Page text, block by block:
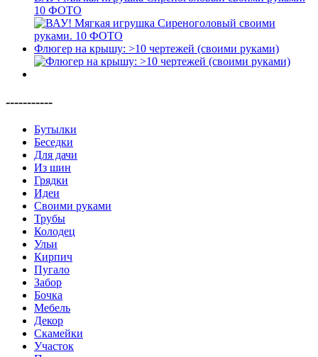
10 ФОТО
Флюгер на крышу: >10 чертежей (своими руками)
-----------
Бутылки
Беседки
Для дачи
Из шин
Грядки
Идеи
Своими руками
Трубы
Колодец
Ульи
Кирпич
Пугало
Забор
Бочка
Мебель
Декор
Скамейки
Участок